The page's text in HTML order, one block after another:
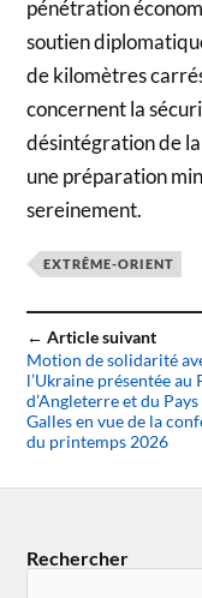
pénétration
soutien
de kilomètres
concernent la
désintégration de
une préparation
sereinement.
EXTRÊME-ORIENT
← Article suivant
Motion de solidarité
l’Ukraine présentée au
d’Angleterre et du Pays
Galles en vue de la
du printemps 2026
Rechercher